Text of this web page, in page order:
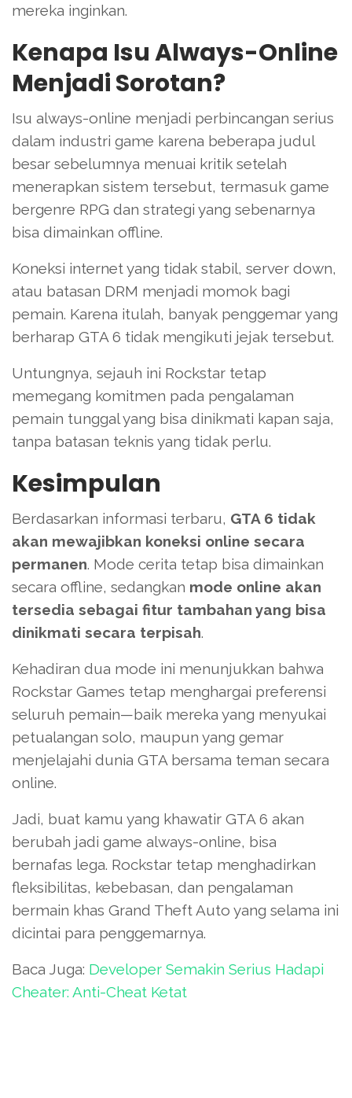
mereka inginkan.
Kenapa Isu Always-Online
Menjadi Sorotan?
Isu always-online menjadi perbincangan serius
dalam industri game karena beberapa judul
besar sebelumnya menuai kritik setelah
menerapkan sistem tersebut, termasuk game
bergenre RPG dan strategi yang sebenarnya
bisa dimainkan offline.
Koneksi internet yang tidak stabil, server down,
atau batasan DRM menjadi momok bagi
pemain. Karena itulah, banyak penggemar yang
berharap GTA 6 tidak mengikuti jejak tersebut.
Untungnya, sejauh ini Rockstar tetap
memegang komitmen pada pengalaman
pemain tunggal yang bisa dinikmati kapan saja,
tanpa batasan teknis yang tidak perlu.
Kesimpulan
Berdasarkan informasi terbaru, GTA 6 tidak
akan mewajibkan koneksi online secara
permanen. Mode cerita tetap bisa dimainkan
secara offline, sedangkan mode online akan
tersedia sebagai fitur tambahan yang bisa
dinikmati secara terpisah.
Kehadiran dua mode ini menunjukkan bahwa
Rockstar Games tetap menghargai preferensi
seluruh pemain—baik mereka yang menyukai
petualangan solo, maupun yang gemar
menjelajahi dunia GTA bersama teman secara
online.
Jadi, buat kamu yang khawatir GTA 6 akan
berubah jadi game always-online, bisa
bernafas lega. Rockstar tetap menghadirkan
fleksibilitas, kebebasan, dan pengalaman
bermain khas Grand Theft Auto yang selama ini
dicintai para penggemarnya.
Baca Juga: Developer Semakin Serius Hadapi
Cheater: Anti-Cheat Ketat